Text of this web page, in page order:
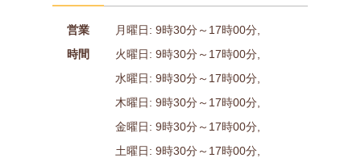
営業
時間
月曜日: 9時30分～17時00分,
火曜日: 9時30分～17時00分,
水曜日: 9時30分～17時00分,
木曜日: 9時30分～17時00分,
金曜日: 9時30分～17時00分,
土曜日: 9時30分～17時00分,